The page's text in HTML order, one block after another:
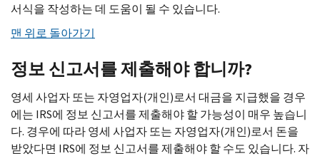
서식을 작성하는 데 도움이 될 수 있습니다.
맨 위로 돌아가기
정보 신고서를 제출해야 합니까?
영세 사업자 또는 자영업자(개인)로서 대금을 지급했을 경우
에는 IRS에 정보 신고서를 제출해야 할 가능성이 매우 높습니
다. 경우에 따라 영세 사업자 또는 자영업자(개인)로서 돈을
받았다면 IRS에 정보 신고서를 제출해야 할 수도 있습니다. 자